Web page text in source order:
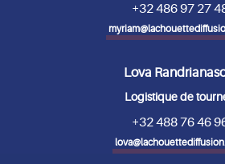
+32 486 97 27
Lova
Logistique de
+32 488 76 46